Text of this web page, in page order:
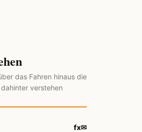
das Fahren hinaus die
verstehen
fx✉